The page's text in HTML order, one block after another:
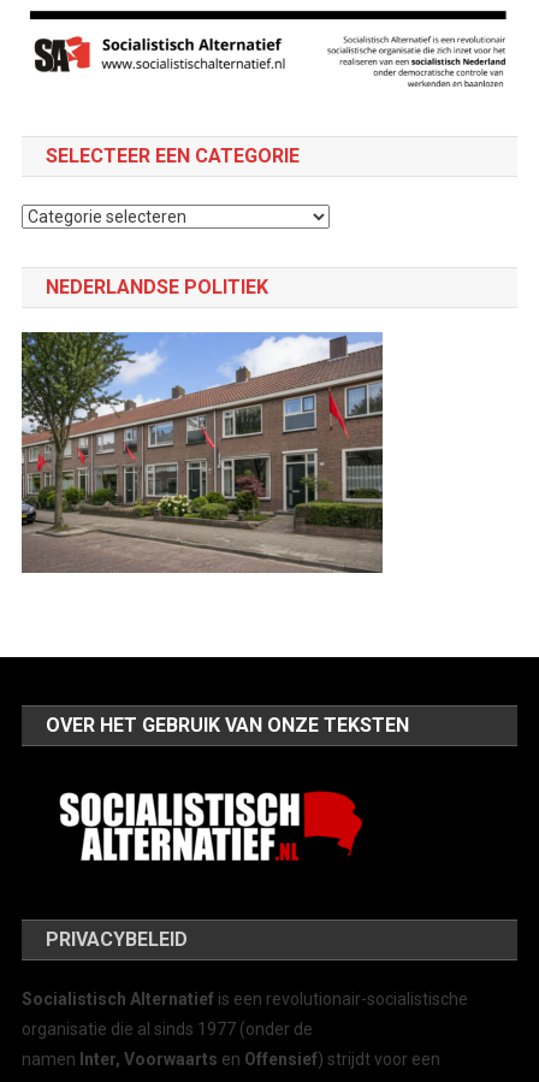
SELECTEER EEN CATEGORIE
Selecteer
NEDERLANDSE POLITIEK
OVER HET GEBRUIK VAN ONZE TEKSTEN
PRIVACYBELEID
Socialistisch Alternatief is een revolutionair-socialistische
organisatie die al sinds 1977 (onder de
namen Inter, Voorwaarts en Offensief) strijdt voor een